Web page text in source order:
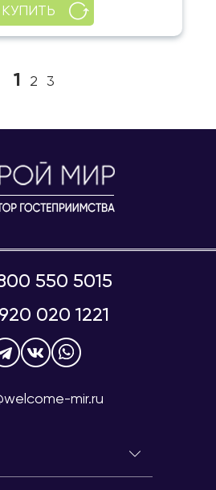
КУПИТЬ
1 2 3
550 5015
020 1221
mir.ru